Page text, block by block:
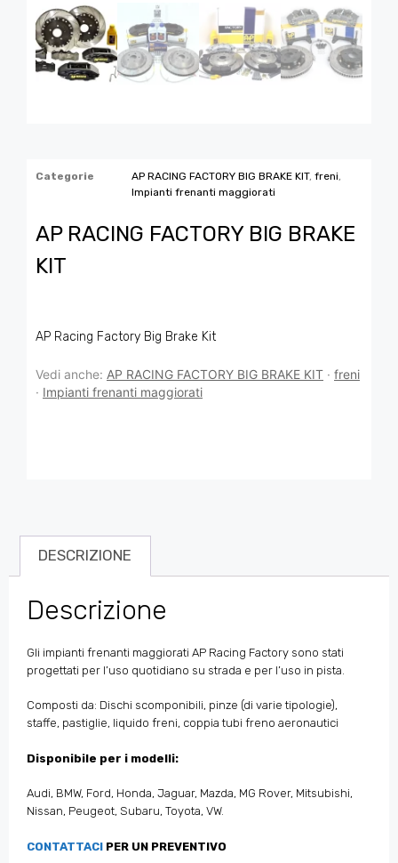
Categorie AP RACING FACTORY BIG BRAKE KIT, freni,
Impianti frenanti maggiorati
AP RACING FACTORY BIG BRAKE
KIT
AP Racing Factory Big Brake Kit
Vedi anche: AP RACING FACTORY BIG BRAKE KIT · freni
· Impianti frenanti maggiorati
DESCRIZIONE
Descrizione
Gli impianti frenanti maggiorati AP Racing Factory sono stati
progettati per l’uso quotidiano su strada e per l’uso in pista.
Composti da: Dischi scomponibili, pinze (di varie tipologie),
staffe, pastiglie, liquido freni, coppia tubi freno aeronautici
Disponibile per i modelli:
Audi, BMW, Ford, Honda, Jaguar, Mazda, MG Rover, Mitsubishi,
Nissan, Peugeot, Subaru, Toyota, VW.
CONTATTACI PER UN PREVENTIVO